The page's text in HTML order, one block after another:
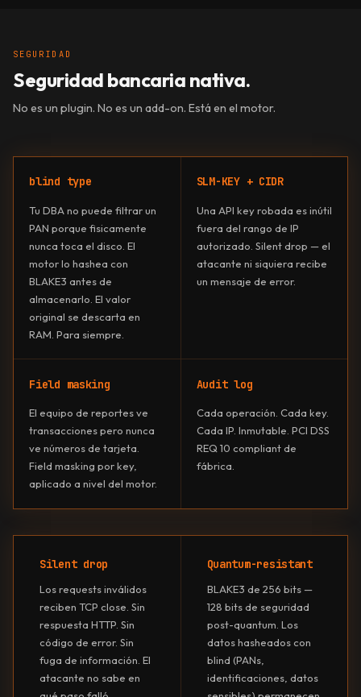
SEGURIDAD
Seguridad bancaria nativa.
No es un plugin. No es un add-on. Está en el motor.
blind type
Tu DBA no puede filtrar un
PAN porque fisicamente
nunca toca el disco. El
motor lo hashea con
BLAKE3 antes de
almacenarlo. El valor
original se descarta en
RAM. Para siempre.
SLM-KEY + CIDR
Una API key robada es inútil
fuera del rango de IP
autorizado. Silent drop — el
atacante ni siquiera recibe
un mensaje de error.
Field masking
El equipo de reportes ve
transacciones pero nunca
ve números de tarjeta.
Field masking por key,
aplicado a nivel del motor.
Audit log
Cada operación. Cada key.
Cada IP. Inmutable. PCI DSS
REQ 10 compliant de
fábrica.
Silent drop
Los requests inválidos
reciben TCP close. Sin
respuesta HTTP. Sin
código de error. Sin
fuga de información. El
atacante no sabe en
Quantum-resistant
BLAKE3 de 256 bits —
128 bits de seguridad
post-quantum. Los
datos hasheados con
blind (PANs,
identificaciones, datos